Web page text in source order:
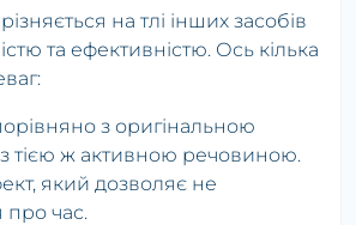
на тлі інших засобів
та ефективністю. Ось кілька
з оригінальною
з тією ж активною речовиною.
який дозволяє не
про час.